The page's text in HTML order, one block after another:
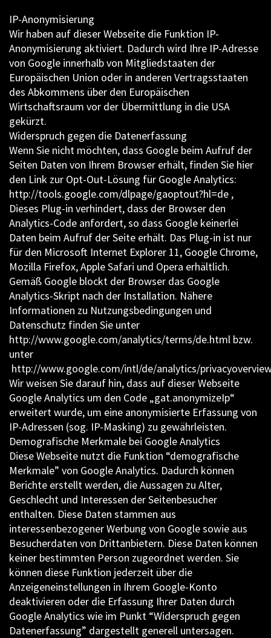
IP-Anonymisierung
Wir haben auf dieser Webseite die Funktion IP-
Anonymisierung aktiviert. Dadurch wird Ihre IP-Adresse
von Google innerhalb von Mitgliedstaaten der
Europäischen Union oder in anderen Vertragsstaaten
des Abkommens über den Europäischen
Wirtschaftsraum vor der Übermittlung in die USA
gekürzt.
Widerspruch gegen die Datenerfassung
Wenn Sie nicht möchten, dass Google beim Aufruf der
Seiten Daten von Ihrem Browser erhält, finden Sie hier
den Link zur Opt-Out-Lösung für Google Analytics:
http://tools.google.com/dlpage/gaoptout?hl=de ,
Dieses Plug-in verhindert, dass der Browser den
Analytics-Code anfordert, so dass Google keinerlei
Daten beim Aufruf der Seite erhält. Das Plug-in ist nur
für den Microsoft Internet Explorer 11, Google Chrome,
Mozilla Firefox, Apple Safari und Opera erhältlich.
Gemäß Google blockt der Browser das Google
Analytics-Skript nach der Installation. Nähere
Informationen zu Nutzungsbedingungen und
Datenschutz finden Sie unter
http://www.google.com/analytics/terms/de.html bzw.
unter
http://www.google.com/intl/de/analytics/
Wir weisen Sie darauf hin, dass auf dieser Webseite
Google Analytics um den Code „gat.anonymizeIp“
erweitert wurde, um eine anonymisierte Erfassung von
IP-Adressen (sog. IP-Masking) zu gewährleisten.
Demografische Merkmale bei Google Analytics
Diese Webseite nutzt die Funktion “demografische
Merkmale” von Google Analytics. Dadurch können
Berichte erstellt werden, die Aussagen zu Alter,
Geschlecht und Interessen der Seitenbesucher
enthalten. Diese Daten stammen aus
interessenbezogener Werbung von Google sowie aus
Besucherdaten von Drittanbietern. Diese Daten können
keiner bestimmten Person zugeordnet werden. Sie
können diese Funktion jederzeit über die
Anzeigeneinstellungen in Ihrem Google-Konto
deaktivieren oder die Erfassung Ihrer Daten durch
Google Analytics wie im Punkt “Widerspruch gegen
Datenerfassung” dargestellt generell untersagen.